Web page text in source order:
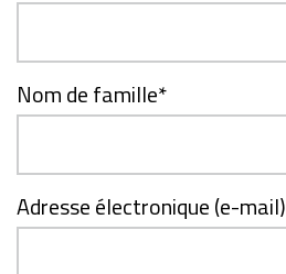
Nom de famille*
Adresse électronique (e-mail)